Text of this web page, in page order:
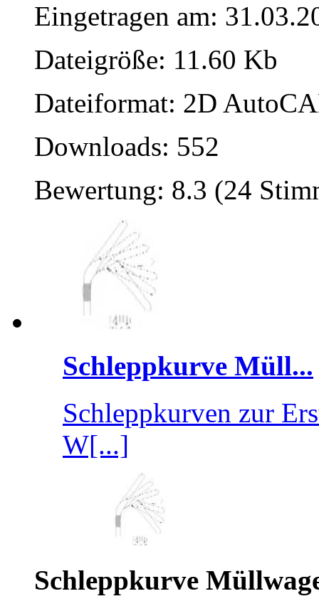
Eingetragen am:
Dateigröße: 11.60 Kb
Dateiformat: 2D
Downloads: 552
Bewertung: 8.3 (24
Schleppkurve Müll...
Schleppkurven zur
W[...]
Schleppkurve